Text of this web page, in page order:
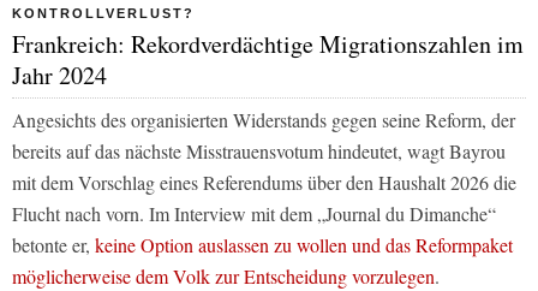
KONTROLLVERLUST?
Frankreich: Rekordverdächtige Migrationszahlen im
Jahr 2024
Angesichts des organisierten Widerstands gegen seine Reform, der
bereits auf das nächste Misstrauensvotum hindeutet, wagt Bayrou
mit dem Vorschlag eines Referendums über den Haushalt 2026 die
Flucht nach vorn. Im Interview mit dem „Journal du Dimanche“
betonte er, keine Option auslassen zu wollen und das Reformpaket
möglicherweise dem Volk zur Entscheidung vorzulegen.